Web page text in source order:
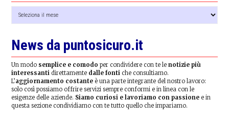
news
News da puntosicuro.it
Un modo semplice e comodo per condividere con te lenotizie più
interessanti direttamente dalle fonti che consultiamo.
L’aggiornamento costante è una parte integrante del nostro lavoro:
solo così possiamo offrire servizi sempre conformi e in linea con le
esigenze delle aziende. Siamo curiosi e lavoriamo con passione e in
questa sezione condividiamo con te tutto quello che impariamo.